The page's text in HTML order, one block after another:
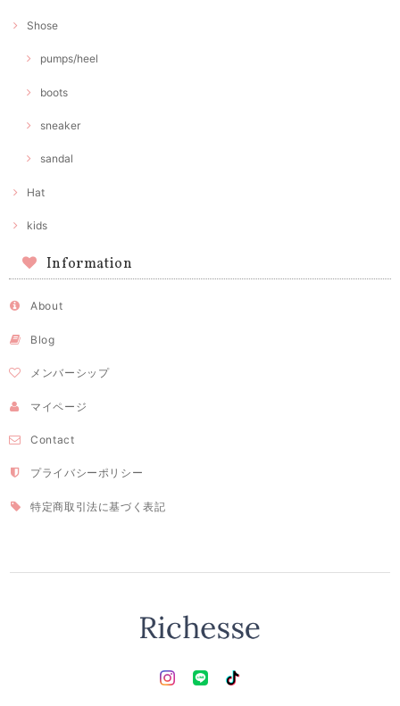
Shose
pumps/heel
boots
sneaker
sandal
Hat
kids
Information
About
Blog
メンバーシップ
マイページ
Contact
プライバシーポリシー
特定商取引法に基づく表記